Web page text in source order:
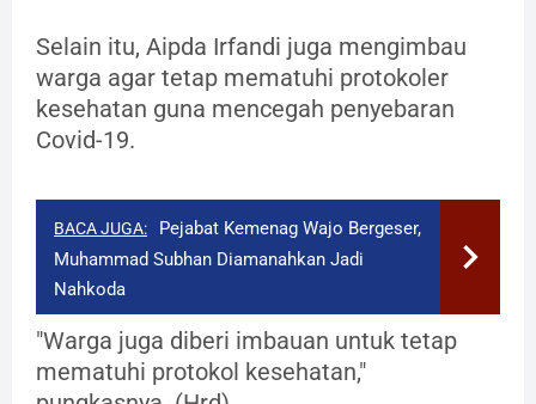
Selain itu, Aipda Irfandi juga mengimbau
warga agar tetap mematuhi protokoler
kesehatan guna mencegah penyebaran
Covid-19.
BACA JUGA:
Pejabat Kemenag Wajo Bergeser,
Muhammad Subhan Diamanahkan Jadi
Nahkoda
"Warga juga diberi imbauan untuk tetap
mematuhi protokol kesehatan,"